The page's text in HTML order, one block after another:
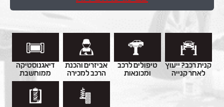
דיאגנוסטיקה
ממוחשבת
אביזרים והכנת
הרכב למכירה
טיפולים לרכב
ומכונאות
קנית רכב? ייעוץ
לאחר קנייה